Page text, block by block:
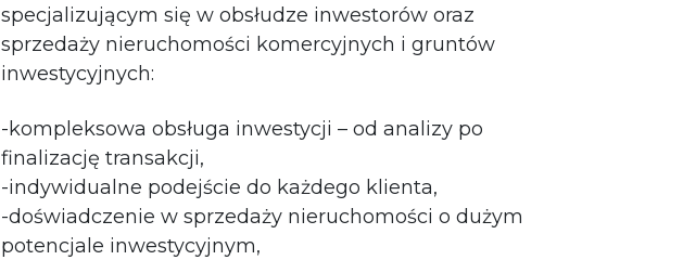
specjalizującym się w obsłudze inwestorów oraz
sprzedaży nieruchomości komercyjnych i gruntów
inwestycyjnych:
-kompleksowa obsługa inwestycji – od analizy po
finalizację transakcji,
-indywidualne podejście do każdego klienta,
-doświadczenie w sprzedaży nieruchomości o dużym
potencjale inwestycyjnym,